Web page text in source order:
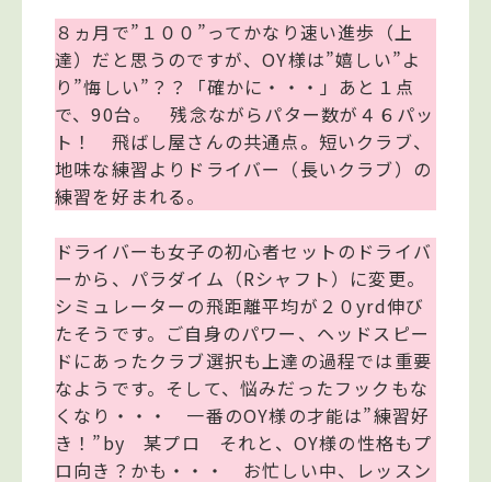
８ヵ月で”１００”ってかなり速い進歩（上
達）だと思うのですが、OY様は”嬉しい”よ
り”悔しい”？？「確かに・・・」あと１点
で、90台。 残念ながらパター数が４６パッ
ト！ 飛ばし屋さんの共通点。短いクラブ、
地味な練習よりドライバー（長いクラブ）の
練習を好まれる。
ドライバーも女子の初心者セットのドライバ
ーから、パラダイム（Rシャフト）に変更。
シミュレーターの飛距離平均が２０yrd伸び
たそうです。ご自身のパワー、ヘッドスピー
ドにあったクラブ選択も上達の過程では重要
なようです。そして、悩みだったフックもな
くなり・・・ 一番のOY様の才能は”練習好
き！”by 某プロ それと、OY様の性格もプ
ロ向き？かも・・・ お忙しい中、レッスン